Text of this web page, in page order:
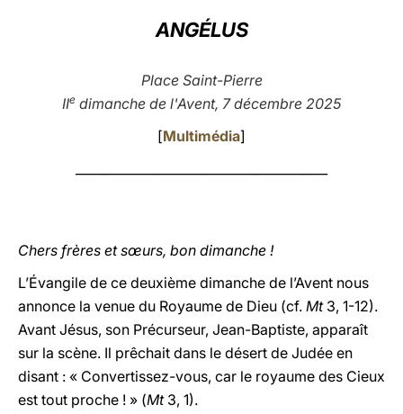
ANGÉLUS
Place Saint-Pierre
IIe dimanche de l'Avent, 7 décembre 2025
[Multimédia]
Chers frères et sœurs, bon dimanche !
L’Évangile de ce deuxième dimanche de l’Avent nous
annonce la venue du Royaume de Dieu (cf. Mt3, 1-12).
Avant Jésus, son Précurseur, Jean-Baptiste, apparaît
sur la scène. Il prêchait dans le désert de Judée en
disant : « Convertissez-vous, car le royaume des Cieux
est tout proche ! » (Mt3, 1).